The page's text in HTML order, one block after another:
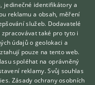
KejtrinT... 18×
(255)
zvířecího kamaráda?
vám poradí
ONLINE
KONZULTOVAT S
VETERINÁŘEM
jedinečné identifikátory a
reklamu a obsah, měření
služeb. Dodavatelé
také pro tyto i
údajů o geolokaci a
pouze na tento web.
spoléhat na oprávněný
reklamy. Svůj souhlas
. Zásady ochrany osobních